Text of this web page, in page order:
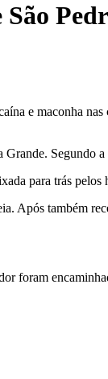
e maconha
Segundo
para trás
Após também
foram